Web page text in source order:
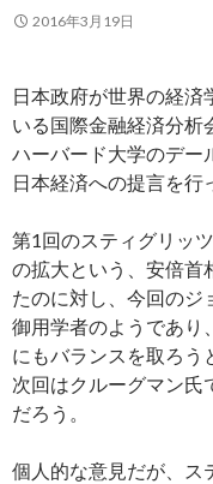
2016年3月19日
日本政府が世界の経済
いる国際金融経済分析
ハーバード大学のデー
日本経済への提言を行
第1回のスティグリッ
の拡大という、安倍首
たのに対し、今回のジ
御用学者のようであり
にもバランスを取ろう
次回はクルーグマン氏
だろう。
個人的な意見だが、ス